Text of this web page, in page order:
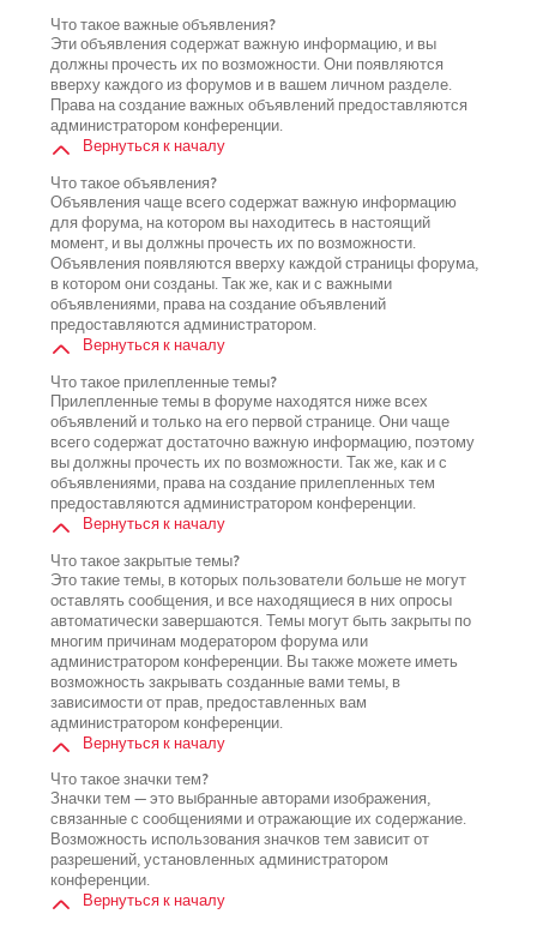
Что такое важные объявления?
Эти объявления содержат важную информацию, и вы
должны прочесть их по возможности. Они появляются
вверху каждого из форумов и в вашем личном разделе.
Права на создание важных объявлений предоставляются
администратором конференции.
Вернуться к началу
Что такое объявления?
Объявления чаще всего содержат важную информацию
для форума, на котором вы находитесь в настоящий
момент, и вы должны прочесть их по возможности.
Объявления появляются вверху каждой страницы форума,
в котором они созданы. Так же, как и с важными
объявлениями, права на создание объявлений
предоставляются администратором.
Вернуться к началу
Что такое прилепленные темы?
Прилепленные темы в форуме находятся ниже всех
объявлений и только на его первой странице. Они чаще
всего содержат достаточно важную информацию, поэтому
вы должны прочесть их по возможности. Так же, как и с
объявлениями, права на создание прилепленных тем
предоставляются администратором конференции.
Вернуться к началу
Что такое закрытые темы?
Это такие темы, в которых пользователи больше не могут
оставлять сообщения, и все находящиеся в них опросы
автоматически завершаются. Темы могут быть закрыты по
многим причинам модератором форума или
администратором конференции. Вы также можете иметь
возможность закрывать созданные вами темы, в
зависимости от прав, предоставленных вам
администратором конференции.
Вернуться к началу
Что такое значки тем?
Значки тем — это выбранные авторами изображения,
связанные с сообщениями и отражающие их содержание.
Возможность использования значков тем зависит от
разрешений, установленных администратором
конференции.
Вернуться к началу